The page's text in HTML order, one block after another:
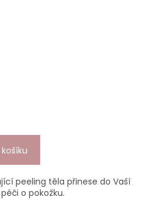
peeling těla přinese do Vaší
o pokožku.